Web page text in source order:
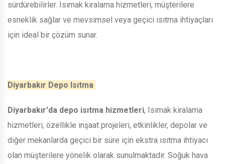
sürdürebilirler. Isımak kiralama hizmetleri, müşterilere
esneklik sağlar ve mevsimsel veya geçici ısıtma ihtiyaçları
için ideal bir çözüm sunar.
Diyarbakır Depo Isıtma
Diyarbakır'da depo isıtma hizmetleri, Isımak kiralama
hizmetleri, özellikle inşaat projeleri, etkinlikler, depolar ve
diğer mekanlarda geçici bir süre için ekstra ısıtma ihtiyacı
olan müşterilere yönelik olarak sunulmaktadır. Soğuk hava